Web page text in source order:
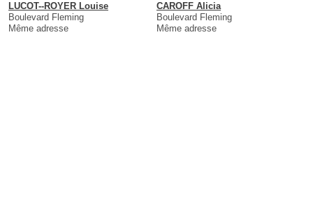
LUCOT--ROYER Louise
Boulevard Fleming
Même adresse
CAROFF Alicia
Boulevard Fleming
Même adresse